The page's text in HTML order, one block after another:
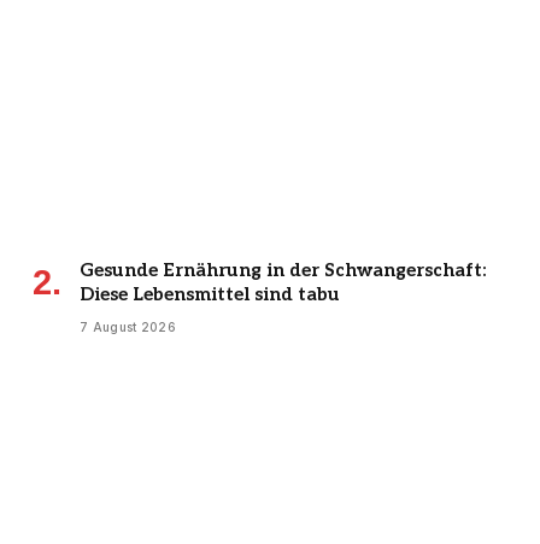
Gesunde Ernährung in der Schwangerschaft:
Diese Lebensmittel sind tabu
7 August 2026